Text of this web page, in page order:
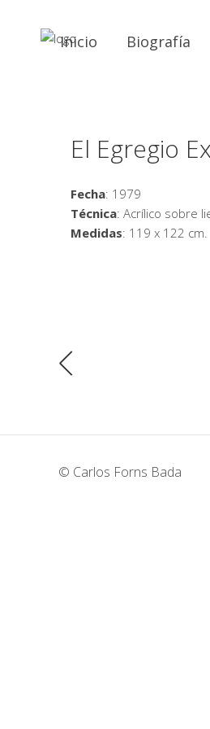
Inicio Biografía
El Egregio
Fecha: 1979
Técnica: Acrílico sobre
Medidas: 119 x 122 cm.
© Carlos Forns Bada